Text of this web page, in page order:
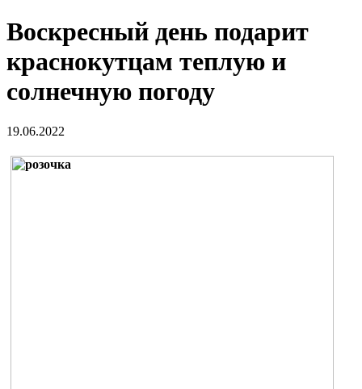
Воскресный день подарит
краснокутцам теплую и
солнечную погоду
19.06.2022